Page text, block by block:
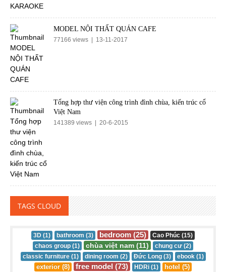
MODEL NỘI THẤT QUÁN CAFE
77166 views | 13-11-2017
Tổng hợp thư viện công trình đình chùa, kiến trúc cổ
Việt Nam
141389 views | 20-6-2015
TAGS CLOUD
3D (1) bathroom (3) bedroom (25)
Cao Phúc (15)
chaos group (1)
chùa việt nam (11)
chung cư (2)
classic furniture (1)
dining room (2) Đức Long (3) ebook (1)
exterior (8) free model (73) HDRi (1) hotel (5)